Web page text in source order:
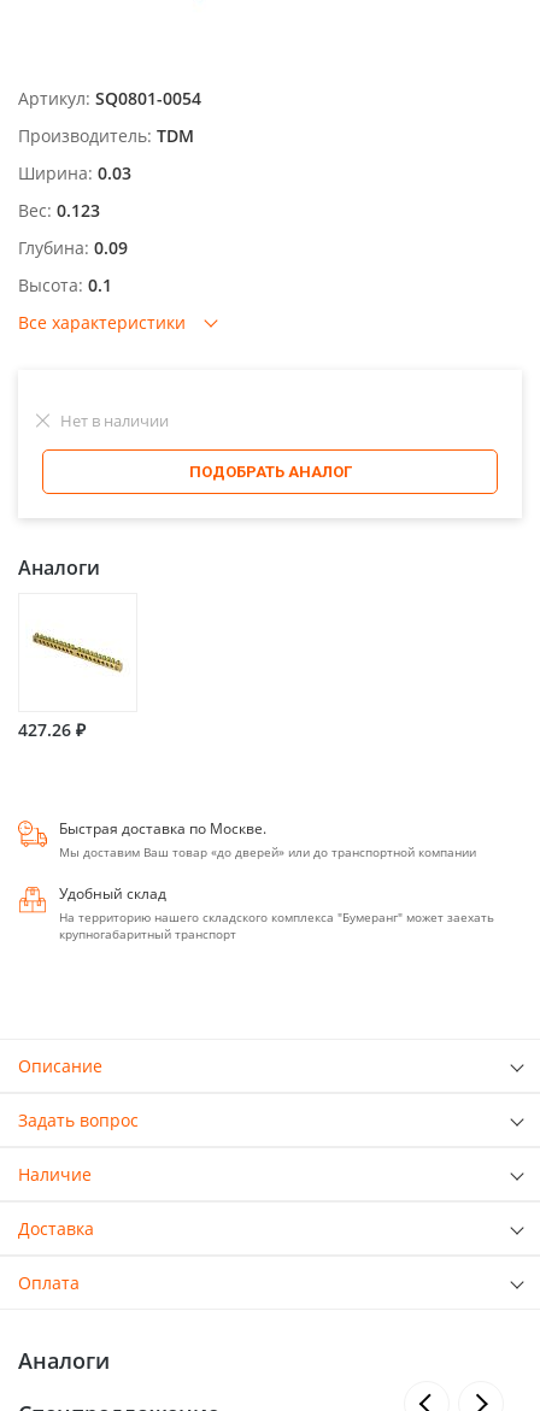
Артикул: SQ0801-0054
Производитель: TDM
Ширина: 0.03
Вес: 0.123
Глубина: 0.09
Высота: 0.1
Все характеристики
Нет в наличии
ПОДОБРАТЬ АНАЛОГ
Аналоги
427.26 ₽
Быстрая доставка по Москве.
Мы доставим Ваш товар «до дверей» или до транспортной компании
Удобный склад
На территорию нашего складского комплекса "Бумеранг" может заехать
крупногабаритный транспорт
Описание
Задать вопрос
Наличие
Доставка
Оплата
Аналоги